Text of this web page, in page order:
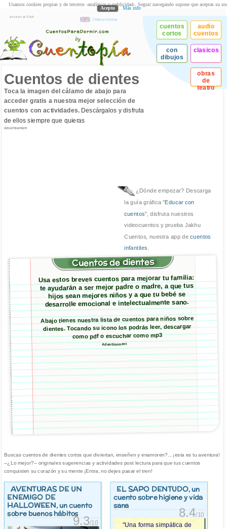
acceso al Club
Children Stories
cuentos
cortos
audio
cuentos
con
dibujos
clasicos
obras
de
teatro
Cuentos de dientes
Toca la imagen del cálamo de abajo para
acceder gratis a nuestra mejor selección de
cuentos con actividades.Descárgalos y disfruta
de ellos siempre que quieras
Advertisement
¿Dónde empezar? Descarga
la guía gráfica "Educar con
cuentos", disfruta nuestros
videocuentos y prueba Jakhu
Cuentos, nuestra app decuentos
infantiles.
Cuentos de dientes
Usa estos breves cuentos para mejorar tu familia:
te ayudarán a ser mejor padre o madre, a que tus
hijos sean mejores niños y a que tu bebé se
desarrolle emocional e intelectualmente sano.
Abajo tienes nuestra lista de cuentos para niños sobre
dientes. Tocando su icono los podrás leer, descargar
como pdf o escuchar como mp3
Advertisement
Buscas cuentos de dientes cortos que diviertan, enseñen y enamoren?... ¡esta es tu aventura!
--¿Lo mejor?-- originales sugerencias y actividades post lectura para que tus cuentos
conquisten su corazón y su mente ¡Entra, no dejes pasar el tren!
AVENTURAS DE UN
ENEMIGO DE
HALLOWEEN, un cuento
sobre buenos hábitos
9.3/10
EL SAPO DENTUDO, un
cuento sobre higiene y vida
sana
8.4/10
"Una forma simpática de
Usamos cookies propias y de terceros -analíticas y publicidad-. Seguir navegando supone que aceptas su
Acepto Más info